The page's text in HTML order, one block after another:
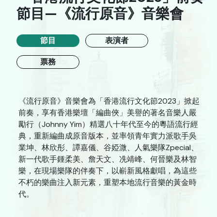
舞蹈
中國戲曲
跨媒體藝術
合家歡
藝在指尺
關於我們
檔案室
新聞藝評庫
節目—《流行原音》音樂會
節目 表演者
票務
《流行原音》音樂會為「香港流行文化節2023」掀起
前奏，享有香港樂壇「編曲俠」美譽的著名音樂人嚴
勵行（Johnny Yim）精選八十年代至今的粵語流行經
典，重新編曲成原音版本，並率領青年實力派歌手吳
業坤、林欣彤、譚嘉儀、谷婭溦、人氣樂隊Zpecial、
新一代歌手鍾柔美、詹天文、冼靖峰、何晉樂及林智
樂，在現場樂隊的伴奏下，以嶄新風格獻唱，為這些
不朽的樂曲注入新元素，重塑本地流行音樂的黃金時
代。